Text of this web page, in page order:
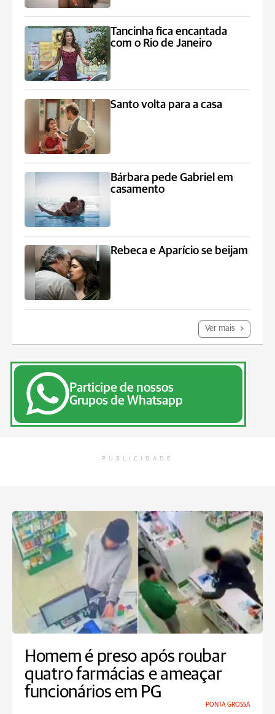
Tancinha fica encantada
com o Rio de Janeiro
Santo volta para a casa
Bárbara pede Gabriel em
casamento
Rebeca e Aparício se beijam
Ver mais
Participe de nossos
Grupos de Whatsapp
PUBLICIDADE
Homem é preso após roubar
quatro farmácias e ameaçar
funcionários em PG
PONTA GROSSA